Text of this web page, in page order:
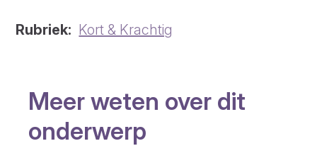
Rubriek Kort & Krachtig
Meer weten over dit
onderwerp